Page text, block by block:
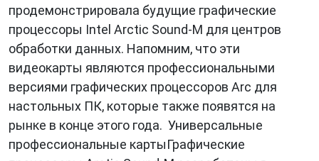
продемонстрировала будущие графические
процессоры Intel Arctic Sound-M для центров
обработки данных. Напомним, что эти
видеокарты являются профессиональными
версиями графических процессоров Arc для
настольных ПК, которые также появятся на
рынке в конце этого года. Универсальные
профессиональные картыГрафические